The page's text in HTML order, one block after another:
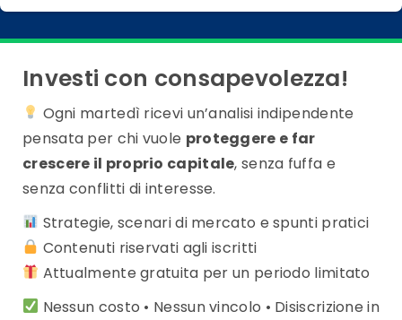
Investi con consapevolezza!
Ogni martedì ricevi un’analisi indipendente
pensata per chi vuole proteggere e far
crescere il proprio capitale, senza fuffa e
senza conflitti di interesse.
Strategie, scenari di mercato e spunti pratici
Contenuti riservati agli iscritti
Attualmente gratuita per un periodo limitato
Nessun costo • Nessun vincolo • Disiscrizione in